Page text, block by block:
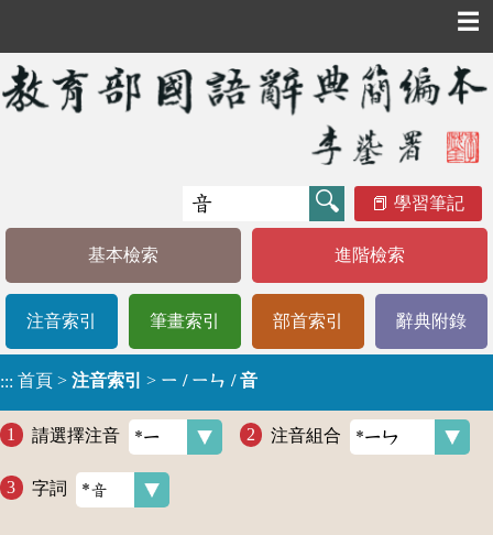
☰
學習筆記
基本檢索 進階檢索
注音索引 筆畫索引 部首索引 辭典附錄
::: 首頁 > 注音索引 > ㄧ / ㄧㄣ / 音
請選擇注音 注音組合
字詞